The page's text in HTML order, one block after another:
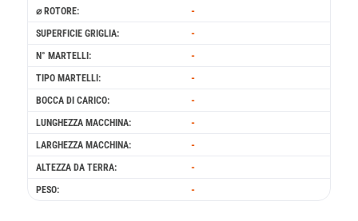
⌀ ROTORE: -
SUPERFICIE GRIGLIA: -
N° MARTELLI: -
TIPO MARTELLI: -
BOCCA DI CARICO: -
LUNGHEZZA MACCHINA: -
LARGHEZZA MACCHINA: -
ALTEZZA DA TERRA: -
PESO: -